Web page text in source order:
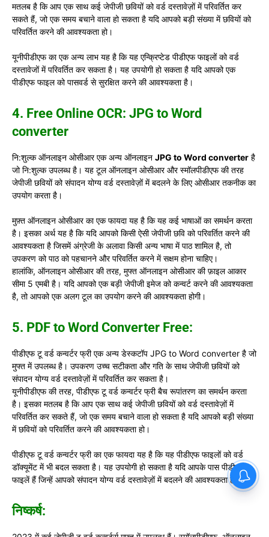
मतलब है कि आप एक साथ कई जेपीजी छवियों को वर्ड दस्तावेज़ों में परिवर्तित कर
सकते हैं, जो एक समय बचाने वाला हो सकता है यदि आपको बड़ी संख्या में छवियों को
परिवर्तित करने की आवश्यकता हो।
यूनीपीडीएफ का एक अन्य लाभ यह है कि यह एन्क्रिप्टेड पीडीएफ फाइलों को वर्ड
दस्तावेजों में परिवर्तित कर सकता है। यह उपयोगी हो सकता है यदि आपको एक
पीडीएफ फाइल को पासवर्ड से सुरक्षित करने की आवश्यकता है।
4. Free Online OCR: JPG to Word
converter
नि:शुल्क ऑनलाइन ओसीआर एक अन्य ऑनलाइन JPG to Word converter है
जो नि:शुल्क उपलब्ध है। यह टूल ऑनलाइन ओसीआर और स्मॉलपीडीएफ की तरह
जेपीजी छवियों को संपादन योग्य वर्ड दस्तावेज़ों में बदलने के लिए ओसीआर तकनीक का
उपयोग करता है।
मुफ़्त ऑनलाइन ओसीआर का एक फायदा यह है कि यह कई भाषाओं का समर्थन करता
है। इसका अर्थ यह है कि यदि आपको किसी ऐसी जेपीजी छवि को परिवर्तित करने की
आवश्यकता है जिसमें अंग्रेजी के अलावा किसी अन्य भाषा में पाठ शामिल है, तो
उपकरण को पाठ को पहचानने और परिवर्तित करने में सक्षम होना चाहिए।
हालांकि, ऑनलाइन ओसीआर की तरह, मुफ्त ऑनलाइन ओसीआर की फ़ाइल आकार
सीमा 5 एमबी है। यदि आपको एक बड़ी जेपीजी इमेज को कन्वर्ट करने की आवश्यकता
है, तो आपको एक अलग टूल का उपयोग करने की आवश्यकता होगी।
5. PDF to Word Converter Free:
पीडीएफ टू वर्ड कन्वर्टर फ्री एक अन्य डेस्कटॉप JPG to Word converter है जो
मुफ्त में उपलब्ध है। उपकरण उच्च सटीकता और गति के साथ जेपीजी छवियों को
संपादन योग्य वर्ड दस्तावेज़ों में परिवर्तित कर सकता है।
यूनीपीडीएफ की तरह, पीडीएफ टू वर्ड कन्वर्टर फ्री बैच रूपांतरण का समर्थन करता
है। इसका मतलब है कि आप एक साथ कई जेपीजी छवियों को वर्ड दस्तावेज़ों में
परिवर्तित कर सकते हैं, जो एक समय बचाने वाला हो सकता है यदि आपको बड़ी संख्या
में छवियों को परिवर्तित करने की आवश्यकता हो।
पीडीएफ टू वर्ड कन्वर्टर फ्री का एक फायदा यह है कि यह पीडीएफ फाइलों को वर्ड
डॉक्यूमेंट में भी बदल सकता है। यह उपयोगी हो सकता है यदि आपके पास पीडीएफ
फाइलें हैं जिन्हें आपको संपादन योग्य वर्ड दस्तावेज़ों में बदलने की आवश्यकता है।
निष्कर्ष: